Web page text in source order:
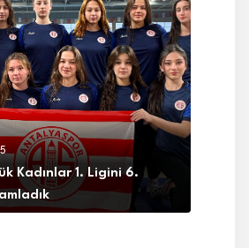
Kadınlar 1. Ligini 6.